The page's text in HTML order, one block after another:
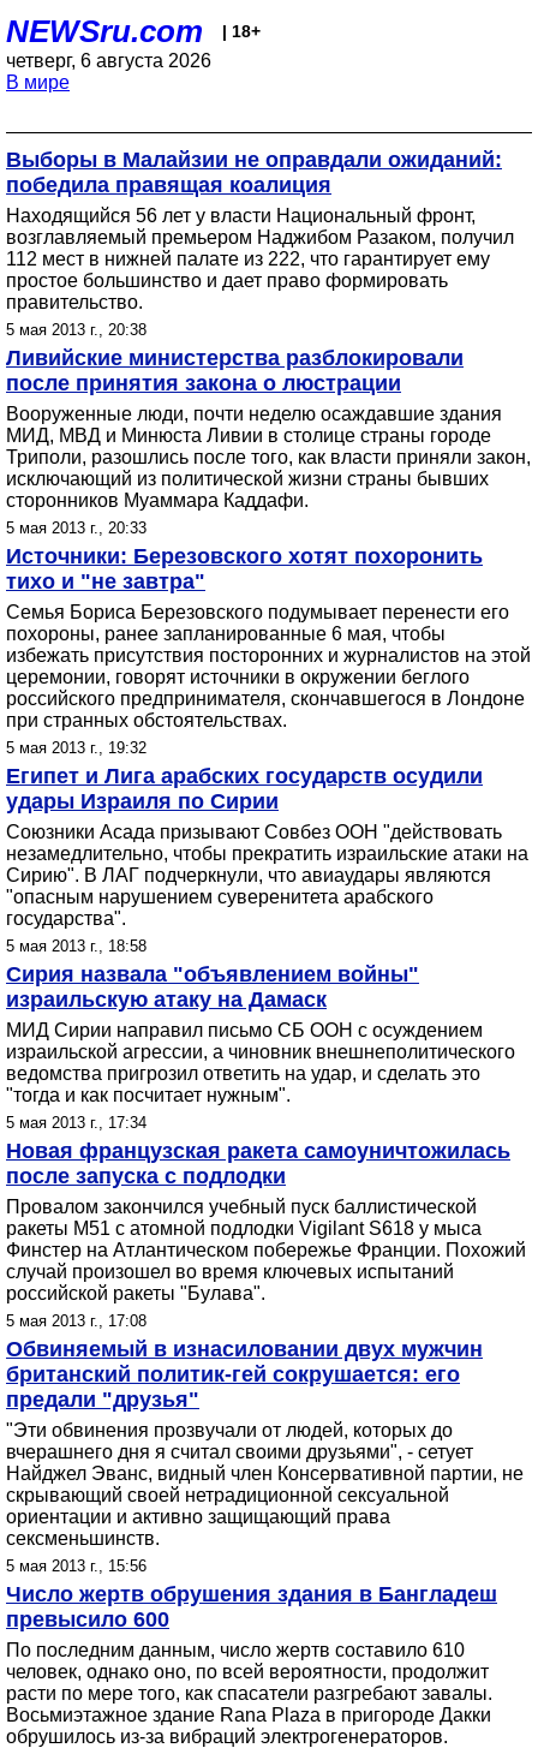
NEWSru.com | 18+
четверг, 6 августа 2026
В мире
Выборы в Малайзии не оправдали ожиданий:
победила правящая коалиция
Находящийся 56 лет у власти Национальный фронт,
возглавляемый премьером Наджибом Разаком, получил
112 мест в нижней палате из 222, что гарантирует ему
простое большинство и дает право формировать
правительство.
5 мая 2013 г., 20:38
Ливийские министерства разблокировали
после принятия закона о люстрации
Вооруженные люди, почти неделю осаждавшие здания
МИД, МВД и Минюста Ливии в столице страны городе
Триполи, разошлись после того, как власти приняли закон,
исключающий из политической жизни страны бывших
сторонников Муаммара Каддафи.
5 мая 2013 г., 20:33
Источники: Березовского хотят похоронить
тихо и "не завтра"
Семья Бориса Березовского подумывает перенести его
похороны, ранее запланированные 6 мая, чтобы
избежать присутствия посторонних и журналистов на этой
церемонии, говорят источники в окружении беглого
российского предпринимателя, скончавшегося в Лондоне
при странных обстоятельствах.
5 мая 2013 г., 19:32
Египет и Лига арабских государств осудили
удары Израиля по Сирии
Союзники Асада призывают Совбез ООН "действовать
незамедлительно, чтобы прекратить израильские атаки на
Сирию". В ЛАГ подчеркнули, что авиаудары являются
"опасным нарушением суверенитета арабского
государства".
5 мая 2013 г., 18:58
Сирия назвала "объявлением войны"
израильскую атаку на Дамаск
МИД Сирии направил письмо СБ ООН с осуждением
израильской агрессии, а чиновник внешнеполитического
ведомства пригрозил ответить на удар, и сделать это
"тогда и как посчитает нужным".
5 мая 2013 г., 17:34
Новая французская ракета самоуничтожилась
после запуска с подлодки
Провалом закончился учебный пуск баллистической
ракеты М51 с атомной подлодки Vigilant S618 у мыса
Финстер на Атлантическом побережье Франции. Похожий
случай произошел во время ключевых испытаний
российской ракеты "Булава".
5 мая 2013 г., 17:08
Обвиняемый в изнасиловании двух мужчин
британский политик-гей сокрушается: его
предали "друзья"
"Эти обвинения прозвучали от людей, которых до
вчерашнего дня я считал своими друзьями", - сетует
Найджел Эванс, видный член Консервативной партии, не
скрывающий своей нетрадиционной сексуальной
ориентации и активно защищающий права
сексменьшинств.
5 мая 2013 г., 15:56
Число жертв обрушения здания в Бангладеш
превысило 600
По последним данным, число жертв составило 610
человек, однако оно, по всей вероятности, продолжит
расти по мере того, как спасатели разгребают завалы.
Восьмиэтажное здание Rana Plaza в пригороде Дакки
обрушилось из-за вибраций электрогенераторов.